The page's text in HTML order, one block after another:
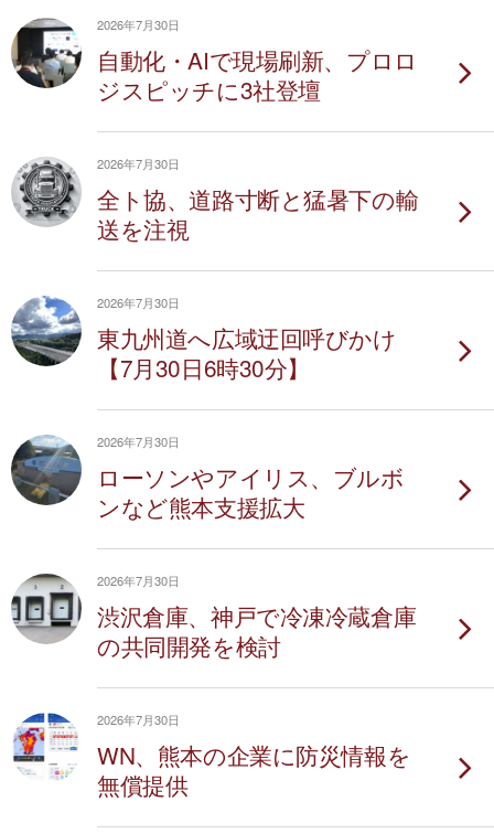
2026年7月30日
自動化・AIで現場刷新、プロロ
ジスピッチに3社登壇
2026年7月30日
全ト協、道路寸断と猛暑下の輸
送を注視
2026年7月30日
東九州道へ広域迂回呼びかけ
【7月30日6時30分】
2026年7月30日
ローソンやアイリス、ブルボ
ンなど熊本支援拡大
2026年7月30日
渋沢倉庫、神戸で冷凍冷蔵倉庫
の共同開発を検討
2026年7月30日
WN、熊本の企業に防災情報を
無償提供